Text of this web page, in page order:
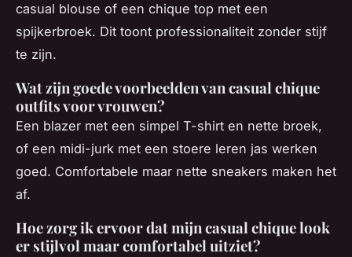
casual blouse of een chique top met een
spijkerbroek. Dit toont professionaliteit zonder stijf
te zijn.
Wat zijn goede voorbeelden van casual chique
outfits voor vrouwen?
Een blazer met een simpel T-shirt en nette broek,
of een midi-jurk met een stoere leren jas werken
goed. Comfortabele maar nette sneakers maken het
af.
Hoe zorg ik ervoor dat mijn casual chique look
er stijlvol maar comfortabel uitziet?